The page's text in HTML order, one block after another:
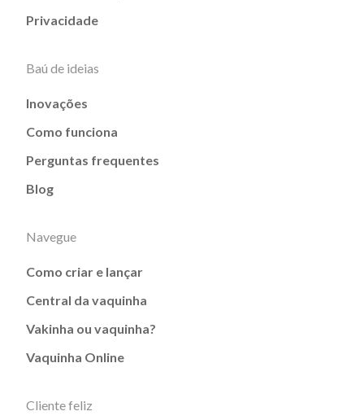
Privacidade
Baú de ideias
Inovações
Como funciona
Perguntas frequentes
Blog
Navegue
Como criar e lançar
Central da vaquinha
Vakinha ou vaquinha?
Vaquinha Online
Cliente feliz